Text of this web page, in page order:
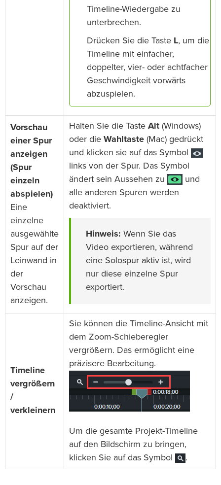
Timeline-Wiedergabe zu
unterbrechen.
Drücken Sie die Taste L, um die
Timeline mit einfacher,
doppelter, vier- oder achtfacher
Geschwindigkeit vorwärts
abzuspielen.
Vorschau
einer Spur
anzeigen
(Spur
einzeln
abspielen)
Eine
einzelne
ausgewählte
Spur auf der
Leinwand in
der
Vorschau
anzeigen.
Halten Sie die Taste Alt (Windows)
oder die Wahltaste (Mac) gedrückt
und klicken sie auf das Symbol
links von der Spur. Das Symbol
ändert sein Aussehen zu
und
alle anderen Spuren werden
deaktiviert.
Hinweis: Wenn Sie das
Video exportieren, während
eine Solospur aktiv ist, wird
nur diese einzelne Spur
exportiert.
Timeline
vergrößern
/
verkleinern
Sie können die Timeline-Ansicht mit
dem Zoom-Schieberegler
vergrößern. Das ermöglicht eine
präzisere Bearbeitung.
Um die gesamte Projekt-Timeline
auf den Bildschirm zu bringen,
klicken Sie auf das Symbol
.